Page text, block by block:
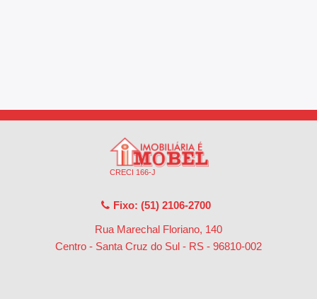
CRECI 166-J
Fixo: (51) 2106-2700
Rua Marechal Floriano, 140
Centro - Santa Cruz do Sul - RS - 96810-002